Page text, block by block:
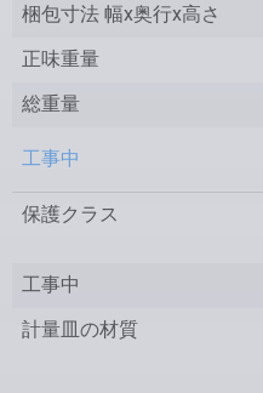
梱包寸法 幅x奥行x高さ
正味重量
総重量
工事中
保護クラス
工事中
計量皿の材質